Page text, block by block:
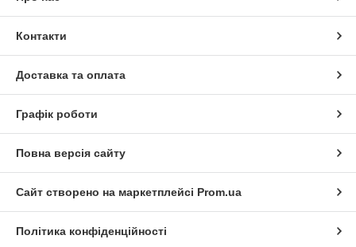
Контакти
Доставка та оплата
Графік роботи
Повна версія сайту
Сайт створено на маркетплейсі Prom.ua
Політика конфіденційності